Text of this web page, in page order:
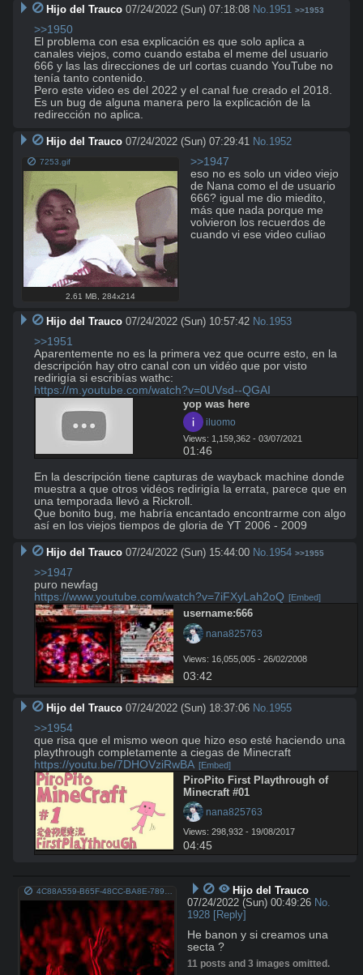
Hijo del Trauco 07/24/2022 (Sun) 07:18:08 No. 1951 >>1953
>>1950
El problema con esa explicación es que solo aplica a
canales viejos, como cuando estaba el meme del usuario
666 y las las direcciones de url cortas cuando YouTube no
tenía tanto contenido.
Pero este video es del 2022 y el canal fue creado el 2018.
Es un bug de alguna manera pero la explicación de la
redirección no aplica.
Hijo del Trauco 07/24/2022 (Sun) 07:29:41 No. 1952
7253.gif
2.61 MB ,284x214
>>1947
eso no es solo un video viejo
de Nana como el de usuario
666? igual me dio miedito,
más que nada porque me
volvieron los recuerdos de
cuando vi ese video culiao
Hijo del Trauco 07/24/2022 (Sun) 10:57:42 No.1953
>>1951
Aparentemente no es la primera vez que ocurre esto, en la
descripción hay otro canal con un vidéo que por visto
https://m.youtube.com/watch?v=0UVsd--QGAI
yop was here
iluomo
Views: 1,159,362 - 03/07/2021
01:46
En la descripción tiene capturas de wayback machine donde
muestra a que otros vidéos redirigía la errata, parece que en
una temporada llevó a Rickroll.
Que bonito bug, me habría encantado encontrarme con algo
así en los viejos tiempos de gloria de YT 2006 - 2009
Hijo del Trauco 07/24/2022 (Sun) 15:44:00 No.1954 >>1955
>>1947
https://www.youtube.com/watch?v=7iFXyLah2oQ [Embed]
username:666
nana825763
Views: 16,055,005 - 26/02/2008
03:42
Hijo del Trauco 07/24/2022 (Sun) 18:37:06 No.1955
>>1954
que risa que el mismo weon que hizo eso esté haciendo una
https://youtu.be/7DHOVziRwBA [Embed]
PiroPito First Playthrough of
Minecraft #01
nana825763
Views: 298,932 - 19/08/2017
04:45
4C88A559-B65F-48CC-BA8E-789B2210AA6E.jpeg
Hijo del Trauco
07/24/2022 (Sun) 00:49:26 No.
1928 [Reply]
He banon y si creamos una
secta ?
11 posts and 3 images omitted.